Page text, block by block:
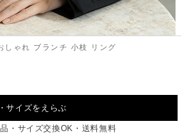
しゃれ ブランチ 小枝 リング
サイズをえらぶ
・サイズ交換OK・送料無料